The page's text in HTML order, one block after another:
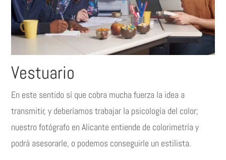
Vestuario
En este sentido sí que cobra mucha fuerza la idea a
transmitir, y deberíamos trabajar la psicología del color;
nuestro fotógrafo en Alicante entiende de colorimetría y
podrá asesorarle, o podemos conseguirle un estilista.